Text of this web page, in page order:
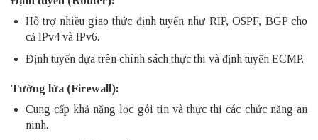
Hỗ trợ nhiều giao thức định tuyến như RIP, OSPF, BGP cho
cả IPv4 và IPv6.
Định tuyến dựa trên chính sách thực thi và định tuyến ECMP.
Tường lửa (Firewall):
Cung cấp khả năng lọc gói tin và thực thi các chức năng an
ninh.